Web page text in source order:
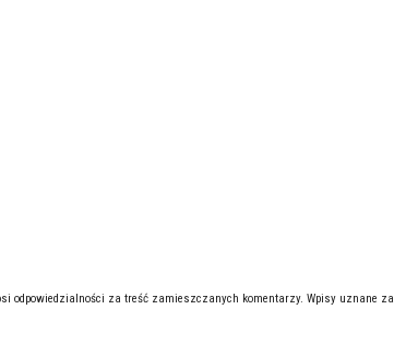
odpowiedzialności za treść zamieszczanych komentarzy. Wpisy uznane za